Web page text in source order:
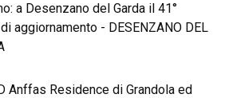
a Desenzano del Garda il 41°
aggiornamento - DESENZANO DEL
Anffas Residence di Grandola ed